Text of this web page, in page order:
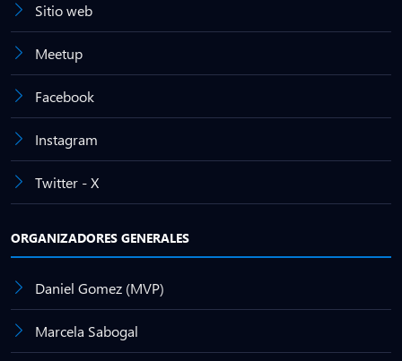
Sitio web
Meetup
Facebook
Instagram
Twitter - X
ORGANIZADORES GENERALES
Daniel Gomez (MVP)
Marcela Sabogal